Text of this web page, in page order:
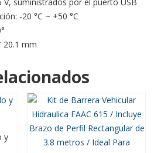
-20 °C ~ +50 °C
20.1 mm
y